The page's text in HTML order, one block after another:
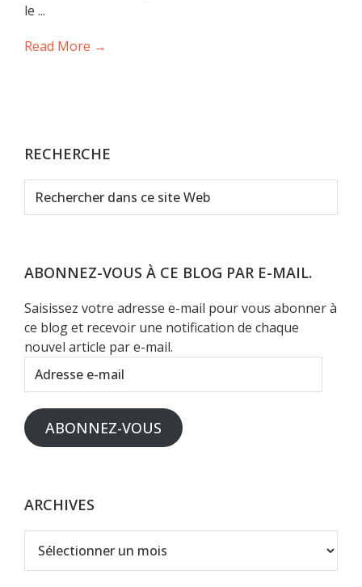
le ...
Read More →
RECHERCHE
Rechercher
dans
Web
ABONNEZ-VOUS À CE BLOG PAR E-MAIL.
Saisissez votre adresse e-mail pour vous abonner à
ce blog et recevoir une notification de chaque
nouvel article par e-mail.
Adresse
e-
mail
ABONNEZ-VOUS
ARCHIVES